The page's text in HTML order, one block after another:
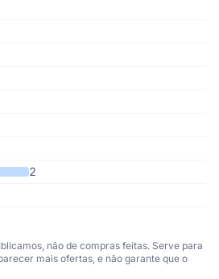
2
não de compras feitas. Serve para
mais ofertas, e não garante que o